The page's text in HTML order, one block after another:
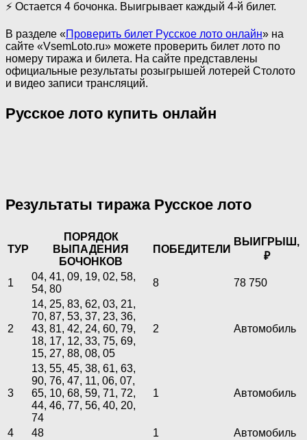
⚡ Остается 4 бочонка. Выигрывает каждый 4-й билет.
В разделе «Проверить билет Русское лото онлайн» на
сайте «VsemLoto.ru» можете проверить билет лото по
номеру тиража и билета. На сайте представлены
официальные результаты розыгрышей лотерей Столото
и видео записи трансляций.
Русское лото купить онлайн
Результаты тиража Русское лото
ТУР
ПОРЯДОК
ВЫПАДЕНИЯ
БОЧОНКОВ
ПОБЕДИТЕЛИ
ВЫИГРЫШ,
₽
1
04, 41, 09, 19, 02, 58,
54, 80
8 78 750
2
14, 25, 83, 62, 03, 21,
70, 87, 53, 37, 23, 36,
43, 81, 42, 24, 60, 79,
18, 17, 12, 33, 75, 69,
15, 27, 88, 08, 05
2 Автомобиль
3
13, 55, 45, 38, 61, 63,
90, 76, 47, 11, 06, 07,
65, 10, 68, 59, 71, 72,
44, 46, 77, 56, 40, 20,
74
1 Автомобиль
4 48 1
Автомобиль